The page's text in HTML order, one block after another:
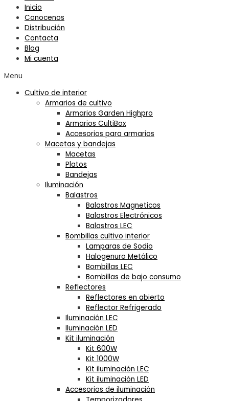
Inicio
Conocenos
Distribución
Contacta
Blog
Mi cuenta
Menu
Cultivo de interior
Armarios de cultivo
Armarios Garden Highpro
Armarios CultiBox
Accesorios para armarios
Macetas y bandejas
Macetas
Platos
Bandejas
Iluminación
Balastros
Balastros Magneticos
Balastros Electrónicos
Balastros LEC
Bombillas cultivo interior
Lamparas de Sodio
Halogenuro Metálico
Bombillas LEC
Bombillas de bajo consumo
Reflectores
Reflectores en abierto
Reflector Refrigerado
Iluminación LEC
Iluminación LED
Kit iluminación
Kit 600W
Kit 1000W
Kit iluminación LEC
Kit iluminación LED
Accesorios de iluminación